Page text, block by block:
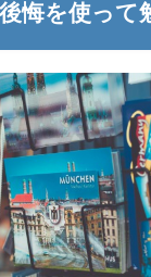
悔を使って